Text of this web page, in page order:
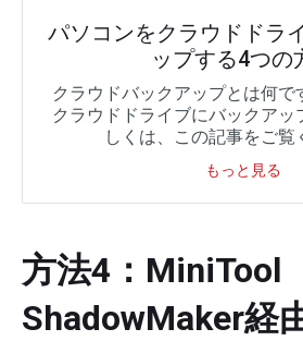
パソコンをクラウドドラ
ップする4つの
クラウドバックアップとは何で
クラウドドライブにバックアッ
しくは、この記事をご覧
もっと見る
方法4：MiniTool
ShadowMaker経